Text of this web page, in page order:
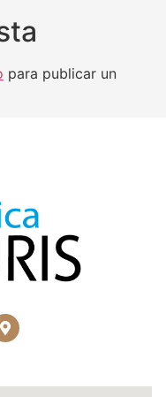
para publicar un